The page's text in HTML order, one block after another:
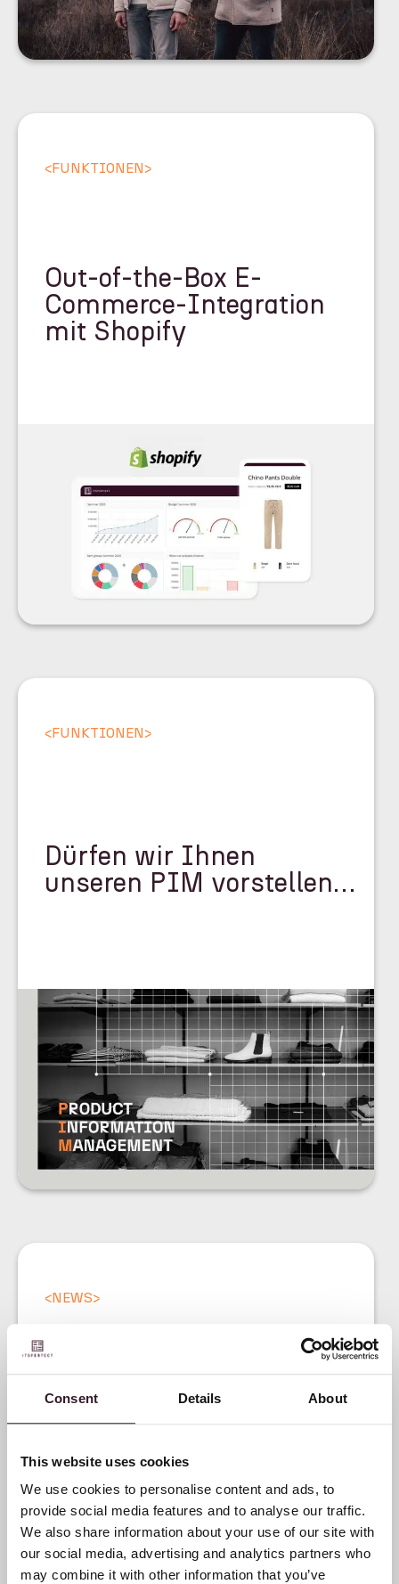
Consent Details About
This website uses cookies
We use cookies to personalise content and ads, to
provide social media features and to analyse our traffic.
We also share information about your use of our site with
our social media, advertising and analytics partners who
may combine it with other information that you’ve
<FUNKTIONEN >
Out-of-the-Box E-
Commerce-Integration
mit Shopify
<FUNKTIONEN >
Dürfen wir Ihnen
unseren PIM vorstellen…
<NEWS>
Itsperfect bringt Version
4.0 auf den Markt, eine
zukunftssichere
Grundlage für
Modemarken